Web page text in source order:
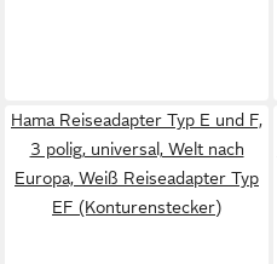
Hama Reiseadapter Typ E und F,
3 polig, universal, Welt nach
Europa, Weiß Reiseadapter Typ
EF (Konturenstecker)